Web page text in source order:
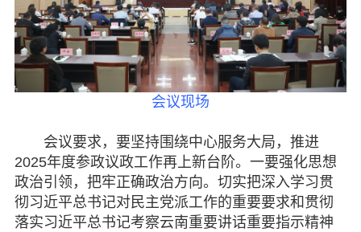
会议现场
会议要求，要坚持围绕中心服务大局，推进
2025年度参政议政工作再上新台阶。一要强化思想
政治引领，把牢正确政治方向。切实把深入学习贯
彻习近平总书记对民主党派工作的重要要求和贯彻
落实习近平总书记考察云南重要讲话重要指示精神